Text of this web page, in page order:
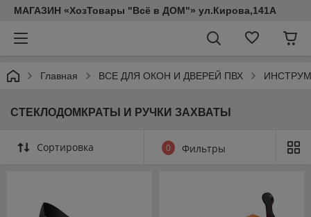
МАГАЗИН «ХозТовары "Всё в ДОМ"» ул.Кирова,141А
Главная ВСЕ ДЛЯ ОКОН И ДВЕРЕЙ ПВХ
СТЕКЛОДОМКРАТЫ И РУЧКИ ЗАХВАТЫ
Сортировка 0 Фильтры